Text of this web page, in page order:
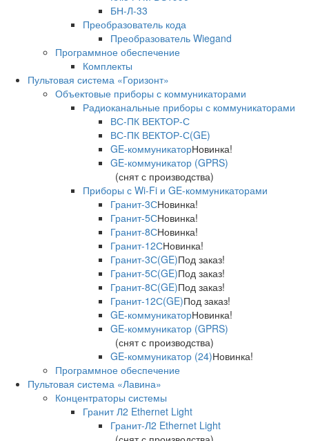
БН-Л-33
Преобразователь кода
Преобразователь Wiegand
Программное обеспечение
Комплекты
Пультовая система «Горизонт»
Объектовые приборы с коммуникаторами
Радиоканальные приборы с коммуникаторами
ВС-ПК ВЕКТОР-С
ВС-ПК ВЕКТОР-С(GE)
GE-коммуникаторНовинка!
GE-коммуникатор (GPRS)
(снят с производства)
Приборы с Wi-Fi и GE-коммуникаторами
Гранит-3СНовинка!
Гранит-5СНовинка!
Гранит-8СНовинка!
Гранит-12СНовинка!
Гранит-3С(GE)Под заказ!
Гранит-5С(GE)Под заказ!
Гранит-8С(GE)Под заказ!
Гранит-12С(GE)Под заказ!
GE-коммуникаторНовинка!
GE-коммуникатор (GPRS)
(снят с производства)
GE-коммуникатор (24)Новинка!
Программное обеспечение
Пультовая система «Лавина»
Концентраторы системы
Гранит Л2 Ethernet Light
Гранит-Л2 Ethernet Light